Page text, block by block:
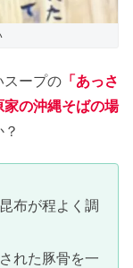
スープの 「あっさ
の沖縄そばの場
布が程よく調
れた豚骨を一